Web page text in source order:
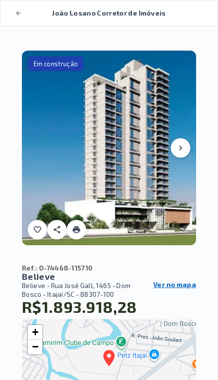
João Losano Corretor de Imóveis
Em construção
Ref.: O-74468-115710
Believe
Believe -Rua José Gall, 1465 - Dom
Bosco - Itajaí/SC - 88307-100
Ver no mapa
R$1.893.918,28
+
−